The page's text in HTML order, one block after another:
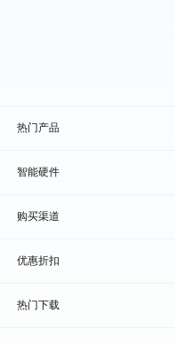
热门产品
贝锐向日葵 · 远程控制
贝锐蒲公英 · 异地组网
贝锐花生壳 · 动态域名
贝锐洋葱头 · 协作无间
智能硬件
贝锐向日葵硬件
贝锐蒲公英硬件
贝锐花生壳硬件
购买渠道
天猫旗舰店
京东旗舰店
优惠折扣
兑换码通道
热门下载